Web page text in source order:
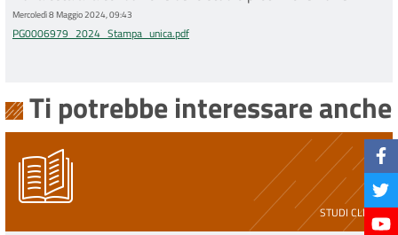
Mercoledì 8 Maggio 2024, 09:43
PG0006979_2024_Stampa_unica.pdf
Ti potrebbe interessare anche
STUDI CLINICI